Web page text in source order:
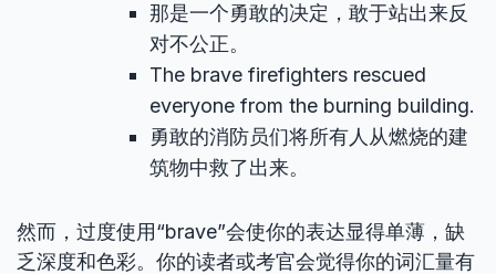
那是一个勇敢的决定，敢于站出来反
对不公正。
The brave firefighters rescued
everyone from the burning building.
勇敢的消防员们将所有人从燃烧的建
筑物中救了出来。
然而，过度使用“brave”会使你的表达显得单薄，缺
乏深度和色彩。你的读者或考官会觉得你的词汇量有